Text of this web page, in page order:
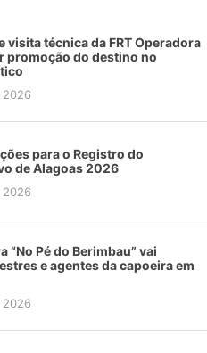
visita técnica da FRT Operadora
promoção do destino no
para o Registro do
de Alagoas 2026
“No Pé do Berimbau” vai
e agentes da capoeira em